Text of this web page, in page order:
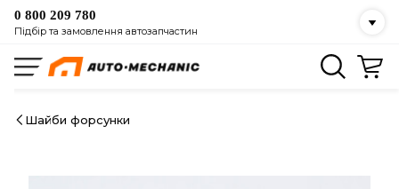
0 800 209 780
Підбір та замовлення автозапчастин
Шайби форсунки